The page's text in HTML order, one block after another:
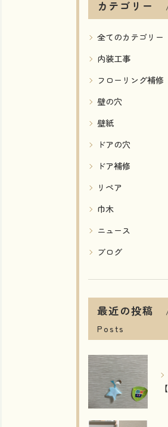
カテゴリー
全てのカテゴリー
内装工事
フローリング補修
壁の穴
壁紙
ドアの穴
ドア補修
リペア
巾木
ニュース
ブログ
最近の投稿
Posts